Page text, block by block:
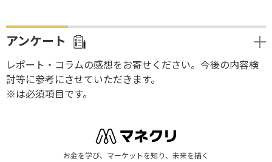
アンケート
レポート・コラムの感想をお寄せください。今後の内容検
討等に参考にさせていただきます。
※は必須項目です。
お金を学び、マーケットを知り、未来を描く